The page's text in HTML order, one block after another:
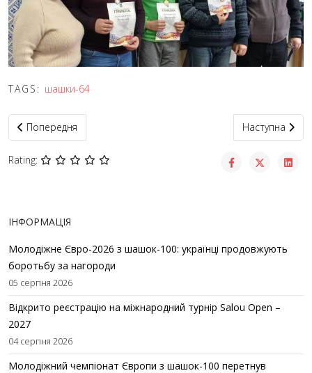
TAGS: шашки-64
Попередня стаття: Помер міжнародний гросмейстер із
Попередня Наступна
Наступна
Rating:
ІНФОРМАЦІЯ
Молодіжне Євро-2026 з шашок-100: українці продовжують
боротьбу за нагороди
05 серпня 2026
Відкрито реєстрацію на міжнародний турнір Salou Open –
2027
04 серпня 2026
Молодіжний чемпіонат Європи з шашок-100 перетнув